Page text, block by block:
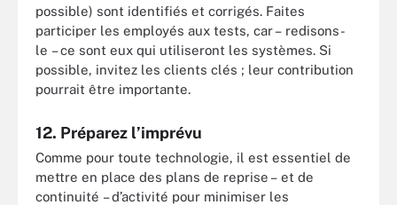
possible) sont identifiés et corrigés. Faites
participer les employés aux tests, car – redisons-
le – ce sont eux qui utiliseront les systèmes. Si
possible, invitez les clients clés ; leur contribution
pourrait être importante.
12. Préparez l’imprévu
Comme pour toute technologie, il est essentiel de
mettre en place des plans de reprise – et de
continuité – d’activité pour minimiser les